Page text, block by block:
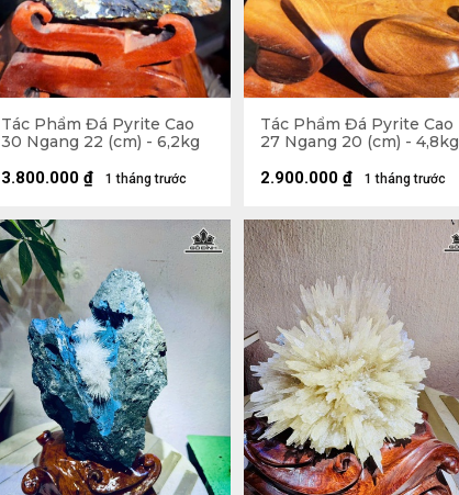
Tác Phẩm Đá Pyrite Cao
30 Ngang 22 (cm) - 6,2kg
1 tháng trước
3.800.000 ₫
Tác Phẩm Đá Pyrite Cao
27 Ngang 20 (cm) - 4,8kg
1 tháng trước
2.900.000 ₫